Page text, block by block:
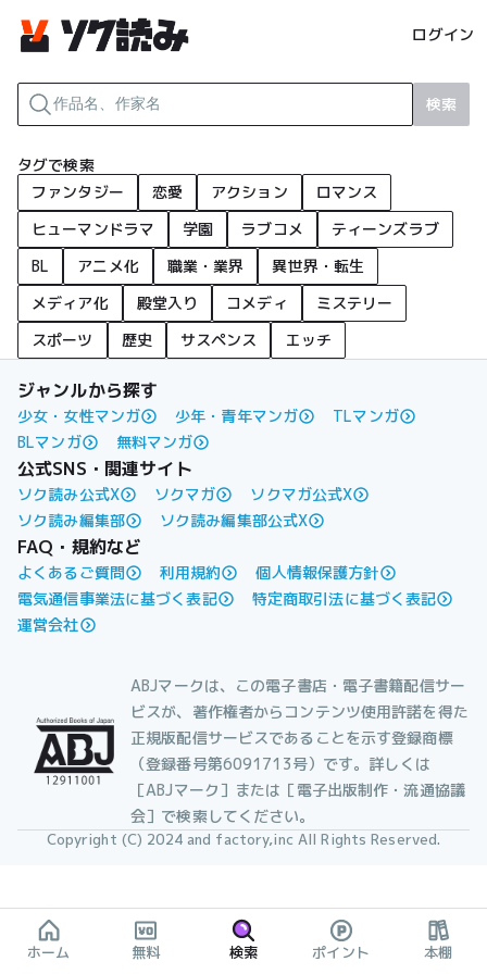
ログイン
検索
タグで検索
ファンタジー
恋愛 アクション
ロマンス
ヒューマンドラマ
学園 ラブコメ
ティーンズラブ
BL
アニメ化 職業・業界
異世界・転生
メディア化
殿堂入り コメディ
ミステリー
スポーツ
歴史 サスペンス エッチ
ジャンルから探す
少女・女性マンガ 少年・青年マンガ
TLマンガ
BLマンガ
無料マンガ
公式SNS・関連サイト
ソク読み公式X ソクマガ
ソクマガ公式X
ソク読み編集部
ソク読み編集部公式X
FAQ・規約など
よくあるご質問 利用規約
個人情報保護方針
電気通信事業法に基づく表記
特定商取引法に基づく表記
運営会社
ABJマークは、この電子書店・電子書籍配信サー
ビスが、著作権者からコンテンツ使用許諾を得た
正規版配信サービスであることを示す登録商標
（登録番号第6091713号）です。詳しくは
［ABJマーク］または［電子出版制作・流通協議
会］で検索してください。
Copyright (C) 2024 and factory,inc All Rights Reserved.
ホーム 無料 検索 ポイント 本棚